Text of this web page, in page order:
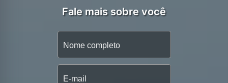
Fale mais sobre você